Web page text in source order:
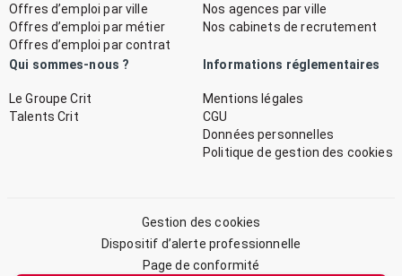
Offres d’emploi par ville
Offres d’emploi par métier
Offres d’emploi par contrat
Nos agences par ville
Nos cabinets de recrutement
Qui sommes-nous ?
Le Groupe Crit
Talents Crit
Informations réglementaires
Mentions légales
CGU
Données personnelles
Politique de gestion des cookies
Gestion des cookies
Dispositif d’alerte professionnelle
Page de conformité